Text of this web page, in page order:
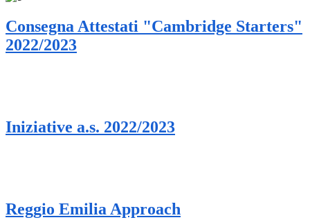
Consegna Attestati "Cambridge Starters"
2022/2023
Iniziative a.s. 2022/2023
Reggio Emilia Approach